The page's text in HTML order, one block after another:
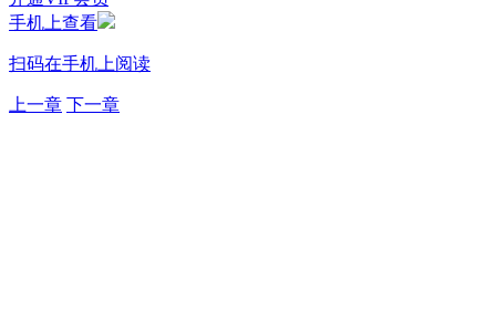
手机上查看
扫码在手机上阅读
上一章 下一章